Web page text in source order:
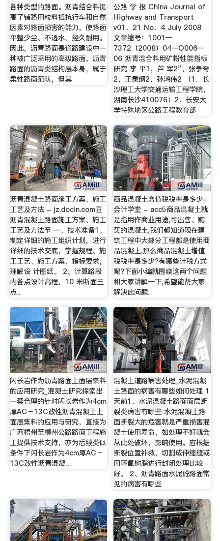
各种类型的路面。沥青结合料提
高了铺路用粒料抵抗行车和自然
因素对路面损害的能力，使路面
平整少尘、不透水、经久耐用。
因此，沥青路面是道路建设中一
种被广泛采用的高级路面。沥青
路面的沥青类结构层本身，属于
柔性路面范畴，但其
公路 学 报 China Journal of
Highway and Transport
v01．21 No．4 July 2008
文章缩号：1001—
7372（2008）04一O006—
06 沥青混合料用矿粉性能指标
研究 李 平1，芦 军2”，张争奇
2，王秉纲2，孙鸿伟2 （1．长
沙理工大学交通运输工程学院，
湖南长沙410076；2．长安大
学特殊地区公路工程教育部
沥青混凝土路面施工方案、施工
工艺及方法 - jz.docin.com豆
沥青混凝土路面施工方案、施工
工艺及方法节 一、技术准备1、
制定详细的施工组织计划，进行
详细的技术交底，掌握规程、施
工工艺、施工方案、指标要求，
理解设 计图纸。 2、计算路段
内各点设计高程，10 米断面三
点。
商品混凝土增值税税率是多少-
会计学堂 - acc5商品混凝土就
是指用作商业用途,可出售、购
买的混凝土,我们都知道现在建
筑工程中大部分工程都是使用商
品混凝土,那么商品混凝土增值
税税率是多少?有哪些计税方式
呢?下面小编就围绕这两个问题
和大家讲解一下,希望能帮大家
解决此问题.
闪长岩作为沥青路面上面层集料
的应用研究_混凝土研究探索出
一套合理的针对闪长岩作为4cm
厚AC－13C改性沥青混凝土上
面层集料的应用与研究，直接为
广西梧州至柳州公路路面工程施
工提供技术支持，亦为后续类似
条件下闪长岩作为4cm厚AC－
13C改性沥青混凝…
混凝土道路病害处理_水泥混凝
土路面的病害有哪些如何处理 1
天前1、水泥混凝土路面面层断
裂类病害有哪些 水泥混凝土路
面断裂大的危害就是严重损害混
凝土使用寿命，如处理不好就会
从此处破坏，影响使用。应根据
断裂位置补救，切割成伸缩缝或
用环氧树脂进行封闭处理比较
好。 2、沥青路面水泥砼路面常
见的病害有哪些